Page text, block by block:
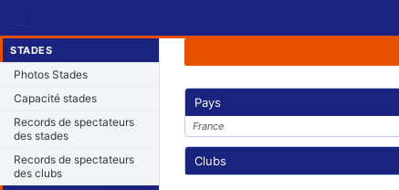
STADES
Photos Stades
Capacité stades
Records de spectateurs
des stades
Records de spectateurs
des clubs
Pays
France
Clubs